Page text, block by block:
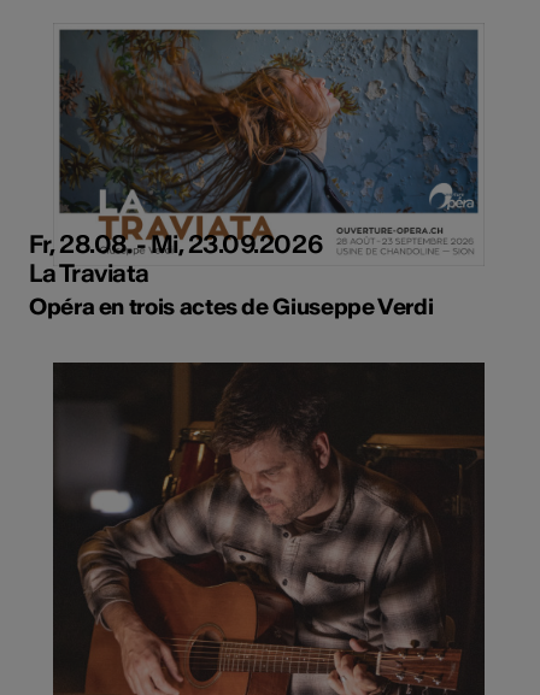
Fr, 28.08. - Mi, 23.09.2026
La Traviata
Opéra en trois actes de Giuseppe Verdi